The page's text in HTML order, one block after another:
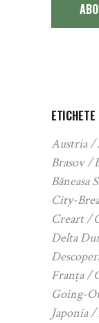
ETICHETE
Austria
Brasov
Băneasa
City-
Creart
Delta
Franța
Going-
Japonia